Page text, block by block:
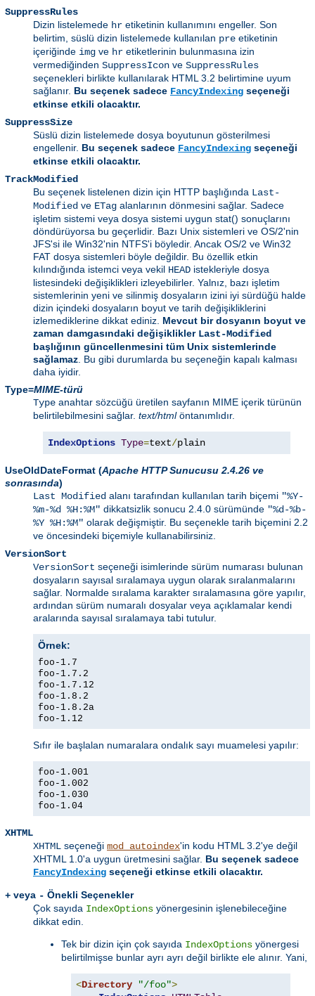
SuppressRules
Dizin listelemede hr etiketinin kullanımını engeller. Son
belirtim, süslü dizin listelemede kullanılan pre etiketinin
içeriğinde img ve hr etiketlerinin bulunmasına izin
vermediğinden SuppressIcon ve SuppressRules
seçenekleri birlikte kullanılarak HTML 3.2 belirtimine uyum
sağlanır. Bu seçenek sadece FancyIndexing seçeneği
etkinse etkili olacaktır.
SuppressSize
Süslü dizin listelemede dosya boyutunun gösterilmesi
engellenir. Bu seçenek sadece FancyIndexing seçeneği
etkinse etkili olacaktır.
TrackModified
Bu seçenek listelenen dizin için HTTP başlığında Last-
Modified ve ETag alanlarının dönmesini sağlar. Sadece
işletim sistemi veya dosya sistemi uygun stat() sonuçlarını
döndürüyorsa bu geçerlidir. Bazı Unix sistemleri ve OS/2'nin
JFS'si ile Win32'nin NTFS'i böyledir. Ancak OS/2 ve Win32
FAT dosya sistemleri böyle değildir. Bu özellik etkin
kılındığında istemci veya vekil HEAD istekleriyle dosya
listesindeki değişiklikleri izleyebilirler. Yalnız, bazı işletim
sistemlerinin yeni ve silinmiş dosyaların izini iyi sürdüğü halde
dizin içindeki dosyaların boyut ve tarih değişikliklerini
izlemediklerine dikkat ediniz. Mevcut bir dosyanın boyut ve
zaman damgasındaki değişiklikler Last-Modified
başlığının güncellenmesini tüm Unix sistemlerinde
sağlamaz . Bu gibi durumlarda bu seçeneğin kapalı kalması
daha iyidir.
Type=MIME-türü
Type anahtar sözcüğü üretilen sayfanın MIME içerik türünün
belirtilebilmesini sağlar. text/htmlöntanımlıdır.
IndexOptions Type=text/plain
UseOldDateFormat (Apache HTTP Sunucusu 2.4.26 ve
sonrasında)
Last Modified alanı tarafından kullanılan tarih biçemi "%Y-
%m-%d %H:%M" dikkatsizlik sonucu 2.4.0 sürümünde "%d-%b-
%Y %H:%M" olarak değişmiştir. Bu seçenekle tarih biçemini 2.2
ve öncesindeki biçemiyle kullanabilirsiniz.
VersionSort
VersionSort seçeneği isimlerinde sürüm numarası bulunan
dosyaların sayısal sıralamaya uygun olarak sıralanmalarını
sağlar. Normalde sıralama karakter sıralamasına göre yapılır,
ardından sürüm numaralı dosyalar veya açıklamalar kendi
aralarında sayısal sıralamaya tabi tutulur.
Örnek:
foo-1.7
foo-1.7.2
foo-1.7.12
foo-1.8.2
foo-1.8.2a
foo-1.12
Sıfır ile başlalan numaralara ondalık sayı muamelesi yapılır:
foo-1.001
foo-1.002
foo-1.030
foo-1.04
XHTML
XHTML seçeneği mod_autoindex'in kodu HTML 3.2'ye değil
XHTML 1.0'a uygun üretmesini sağlar. Bu seçenek sadece
FancyIndexing seçeneği etkinse etkili olacaktır.
+ veya - Önekli Seçenekler
Çok sayıda IndexOptions yönergesinin işlenebileceğine
dikkat edin.
Tek bir dizin için çok sayıda IndexOptions yönergesi
belirtilmişse bunlar ayrı ayrı değil birlikte ele alınır. Yani,
<Directory "/foo">